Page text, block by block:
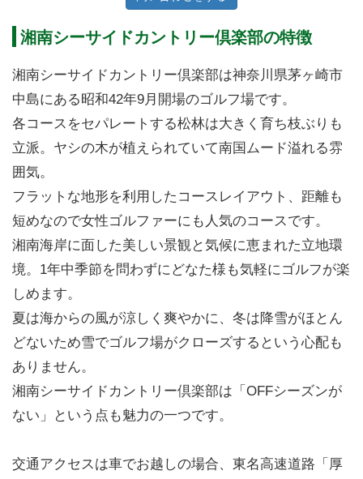
湘南シーサイドカントリー倶楽部の特徴
湘南シーサイドカントリー倶楽部は神奈川県茅ヶ崎市
中島にある昭和42年9月開場のゴルフ場です。
各コースをセパレートする松林は大きく育ち枝ぶりも
立派。ヤシの木が植えられていて南国ムード溢れる雰
囲気。
フラットな地形を利用したコースレイアウト、距離も
短めなので女性ゴルファーにも人気のコースです。
湘南海岸に面した美しい景観と気候に恵まれた立地環
境。1年中季節を問わずにどなた様も気軽にゴルフが楽
しめます。
夏は海からの風が涼しく爽やかに、冬は降雪がほとん
どないため雪でゴルフ場がクローズするという心配も
ありません。
湘南シーサイドカントリー倶楽部は「OFFシーズンが
ない」という点も魅力の一つです。
交通アクセスは車でお越しの場合、東名高速道路「厚